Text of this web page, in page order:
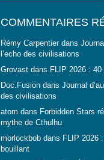
COMMENTAIRES
Rémy Carpentierdans
l’echo des civilisations
Grovastdans FLIP 2026 : 40
Doc.Fusiondans Journal
des civilisations
atom dans Forbidden Stars
mythe de Cthulhu
morlockbobdans FLIP 2026
bouillant